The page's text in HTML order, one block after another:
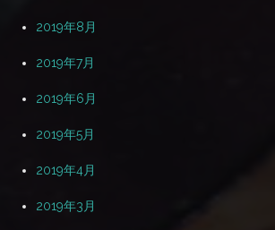
2019年8月
2019年7月
2019年6月
2019年5月
2019年4月
2019年3月